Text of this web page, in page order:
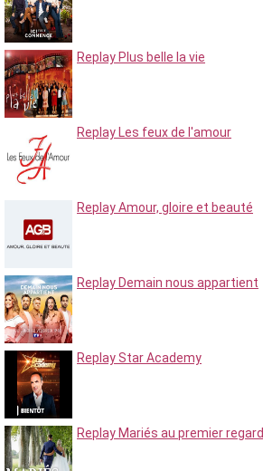
Replay Plus belle la vie
Replay Les feux de l'amour
Replay Amour, gloire et beauté
Replay Demain nous appartient
Replay Star Academy
Replay Mariés au premier regard